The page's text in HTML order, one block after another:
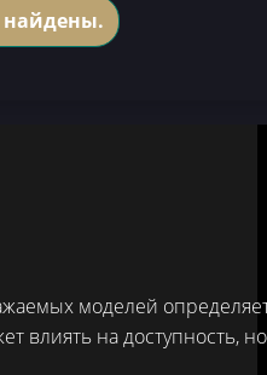
найдены.
моделей
влиять на доступность,